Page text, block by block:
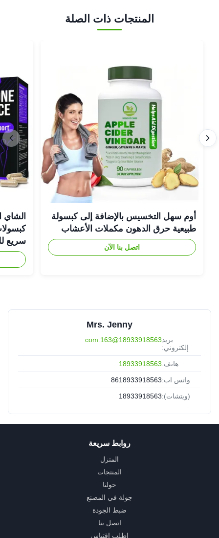
المنتجات ذات الصلة
أوم سهل التخسيس بالإضافة إلى كبسولة
طبيعية حرق الدهون مكملات الأعشاب
اتصل بنا الآن
سريع
Mrs. Jenny
بريد
إلكتروني:
18933918563@163.com
هاتف:18933918563
واتس اب:8618933918563
(ويتشات):18933918563
روابط سريعة
المنزل
المنتجات
حولنا
جولة في المصنع
ضبط الجودة
اتصل بنا
اطلب اقتباس